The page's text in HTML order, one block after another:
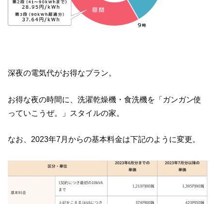
深夜の電気代がお得なプラン。
お得な夜の時間に、洗濯乾燥機・食洗機を「ガンガン使
っていこうぜ。」スタイルの家。
なお、2023年7月からの基本料金は下記のように変更。